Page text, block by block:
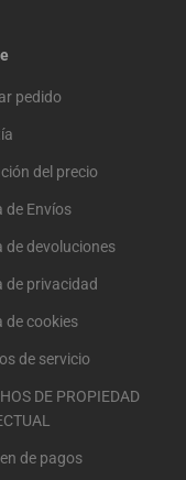
pedido
del precio
de Envíos
de devoluciones
de privacidad
de cookies
de servicio
DE PROPIEDAD
de pagos